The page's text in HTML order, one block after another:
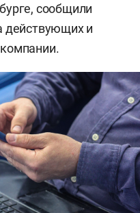
сообщили
действующих и